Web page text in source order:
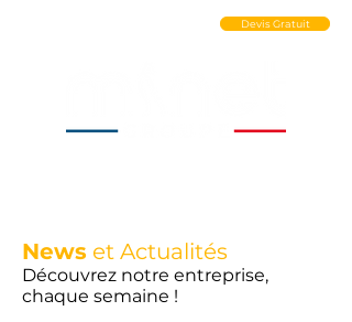
Devis Gratuit
News et Actualités
Découvrez notre entreprise,
chaque semaine !